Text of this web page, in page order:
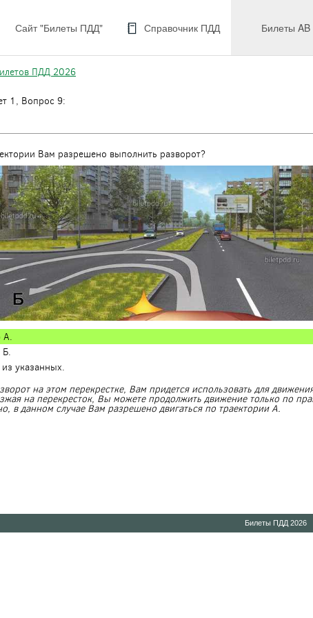
Сайт "Билеты ПДД" Справочник ПДД Билеты AB
ПДД 2026
1, Вопрос 9:
Вам разрешено выполнить разворот?
А.
Б.
указанных.
на этом перекрестке, Вам придется использовать для
на перекресток, Вы можете продолжить движение только по
в данном случае Вам разрешено двигаться по траектории А.
Билеты ПДД 2026